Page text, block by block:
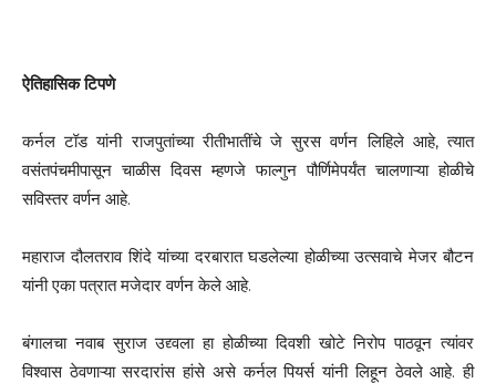
ऐतिहासिक टिपणे
कर्नल टॉड यांनी राजपुतांच्या रीतीभातींचे जे सुरस वर्णन लिहिले आहे, त्यात
वसंतपंचमीपासून चाळीस दिवस म्हणजे फाल्गुन पौर्णिमेपर्यंत चालणाऱ्या होळीचे
सविस्तर वर्णन आहे.
महाराज दौलतराव शिंदे यांच्या दरबारात घडलेल्या होळीच्या उत्सवाचे मेजर बौटन
यांनी एका पत्रात मजेदार वर्णन केले आहे.
बंगालचा नवाब सुराज उद्द्वला हा होळीच्या दिवशी खोटे निरोप पाठवून त्यांवर
विश्वास ठेवणाऱ्या सरदारांस हांसे असे कर्नल पियर्स यांनी लिहून ठेवले आहे. ही